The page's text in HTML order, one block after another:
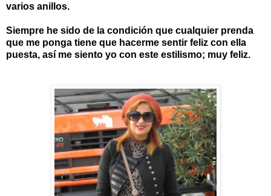
varios anillos.
Siempre he sido de la condición que cualquier prenda
que me ponga tiene que hacerme sentir feliz con ella
puesta, así me siento yo con este estilismo; muy feliz.